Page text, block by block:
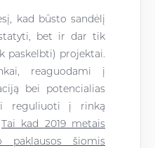
kad būsto sandėlį
bet ir dar tik
paskelbti) projektai.
reaguodami į
bei potencialias
reguliuoti į rinką
Tai kad 2019 metais
paklausos šiomis